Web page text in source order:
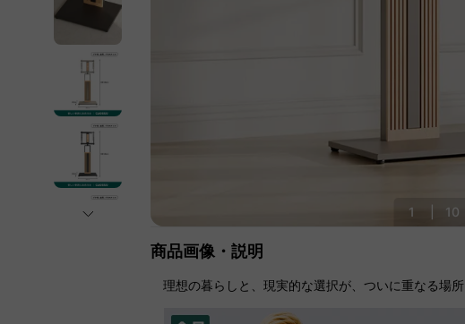
1 10
商品画像・説明
理想の暮らしと、現実的な選択が、ついに重なる場所